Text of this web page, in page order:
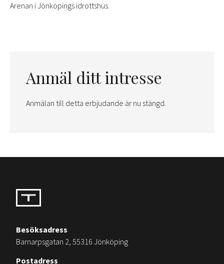
Arenan i Jönköpings idrottshus.
Anmäl ditt intresse
Anmälan till detta erbjudande är nu stängd.
Besöksadress
Barnarpsgatan 2, 55316 Jönköping
Postadress